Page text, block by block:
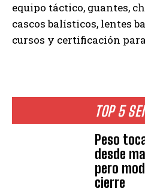
TOP 5
Peso
desde
pero
cierre
equipo táctico, guantes,
cascos balísticos, lentes
cursos y certificación